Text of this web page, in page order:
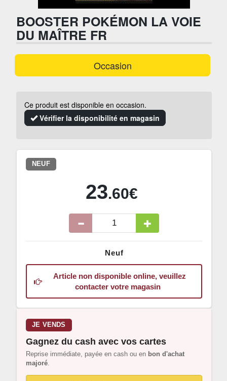
BOOSTER POKÉMON LA VOIE
DU MAÎTRE FR
Occasion
Ce produit est disponible en occasion.
Vérifier la disponibilité en magasin
NEUF
23.60€
Neuf
Article non disponible online, veuillez
contacter votre magasin
JE VENDS
Gagnez du cash avec vos cartes
Reprise immédiate, payée en cash ou en bon d'achat
majoré.